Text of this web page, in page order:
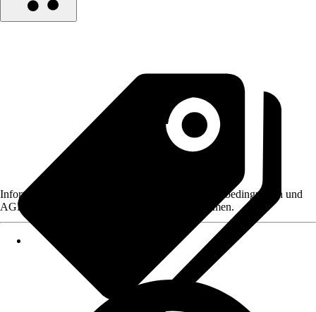
Informationen des Verkäufers, wie z. B. Rückgabebedingungen und
AGB, finden Sie bei Klick auf den Verkäufernamen.